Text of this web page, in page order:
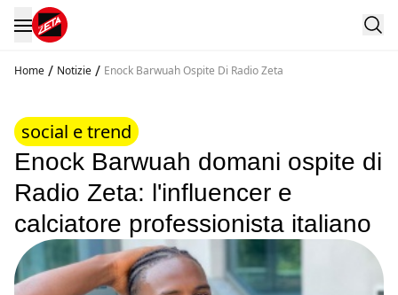
Home / Notizie / Enock Barwuah Ospite Di Radio Zeta
social e trend
Enock Barwuah domani ospite di
Radio Zeta: l'influencer e
calciatore professionista italiano